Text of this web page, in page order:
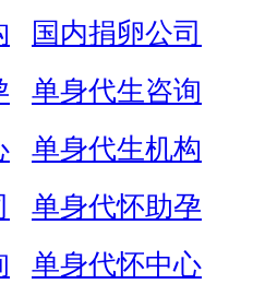
国内捐卵公司
单身代生咨询
单身代生机构
单身代怀助孕
单身代怀中心